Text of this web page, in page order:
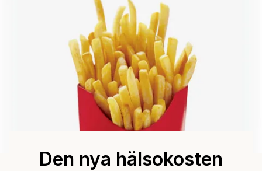
Den nya hälsokosten